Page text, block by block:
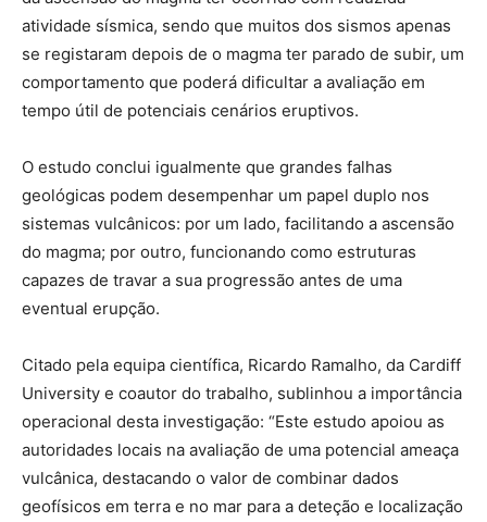
atividade sísmica, sendo que muitos dos sismos apenas
se registaram depois de o magma ter parado de subir, um
comportamento que poderá dificultar a avaliação em
tempo útil de potenciais cenários eruptivos.
O estudo conclui igualmente que grandes falhas
geológicas podem desempenhar um papel duplo nos
sistemas vulcânicos: por um lado, facilitando a ascensão
do magma; por outro, funcionando como estruturas
capazes de travar a sua progressão antes de uma
eventual erupção.
Citado pela equipa científica, Ricardo Ramalho, da Cardiff
University e coautor do trabalho, sublinhou a importância
operacional desta investigação: “Este estudo apoiou as
autoridades locais na avaliação de uma potencial ameaça
vulcânica, destacando o valor de combinar dados
geofísicos em terra e no mar para a deteção e localização